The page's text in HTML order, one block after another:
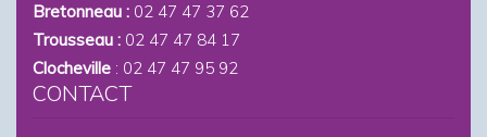
Bretonneau : 02 47 47 37 62
Trousseau : 02 47 47 84 17
Clocheville : 02 47 47 95 92
CONTACT